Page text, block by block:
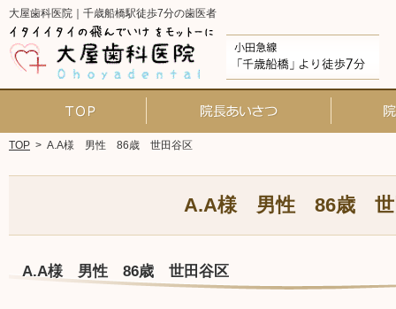
A.A様 男性 86歳 世
大屋歯科医院｜千歳船橋駅徒歩7分の歯医者
A.A様 男性 86歳 世田谷区
ホーム 院長あいさ
TOP > A.A様 男性 86歳 世田谷区